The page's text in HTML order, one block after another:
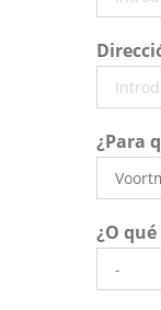
¿Para
¿O